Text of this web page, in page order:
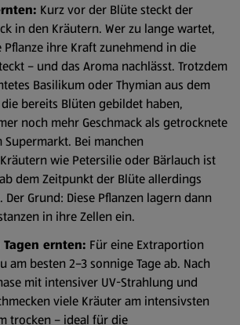
Kurz vor der Blüte steckt der
in den Kräutern. Wer zu lange wartet,
ihre Kraft zunehmend in die
– und das Aroma nachlässt. Trotzdem
Basilikum oder Thymian aus dem
bereits Blüten gebildet haben,
noch mehr Geschmack als getrocknete
Supermarkt. Bei manchen
wie Petersilie oder Bärlauch ist
dem Zeitpunkt der Blüte allerdings
Grund: Diese Pflanzen lagern dann
in ihre Zellen ein.
ernten: Für eine Extraportion
am besten 2–3 sonnige Tage ab. Nach
mit intensiver UV-Strahlung und
viele Kräuter am intensivsten
trocken – ideal für die